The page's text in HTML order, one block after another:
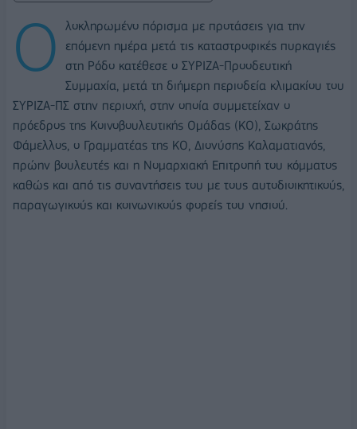
Ο
λοκληρωμένο πόρισμα με προτάσεις για την
επόμενη ημέρα μετά τις καταστροφικές πυρκαγιές
στη Ρόδο κατέθεσε ο ΣΥΡΙΖΑ-Προοδευτική
Συμμαχία, μετά τη διήμερη περιοδεία κλιμακίου του
ΣΥΡΙΖΑ-ΠΣ στην περιοχή, στην οποία συμμετείχαν ο
πρόεδρος της Κοινοβουλευτικής Ομάδας (ΚΟ), Σωκράτης
Φάμελλος, ο Γραμματέας της ΚΟ, Διονύσης Καλαματιανός,
πρώην βουλευτές και η Νομαρχιακή Επιτροπή του κόμματος
καθώς και από τις συναντήσεις του με τους αυτοδιοικητικούς,
παραγωγικούς και κοινωνικούς φορείς του νησιού.